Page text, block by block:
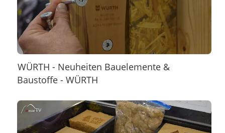
WÜRTH - Neuheiten Bauelemente &
Baustoffe - WÜRTH